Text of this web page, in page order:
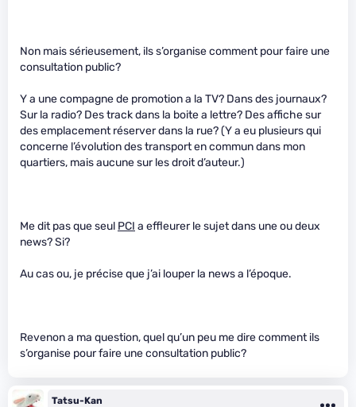
Non mais sérieusement, ils s’organise comment pour faire une
consultation public?
Y a une compagne de promotion a la TV? Dans des journaux?
Sur la radio? Des track dans la boite a lettre? Des affiche sur
des emplacement réserver dans la rue? (Y a eu plusieurs qui
concerne l’évolution des transport en commun dans mon
quartiers, mais aucune sur les droit d’auteur.)
Me dit pas que seul PCI a effleurer le sujet dans une ou deux
news? Si?
Au cas ou, je précise que j’ai louper la news a l’époque.
Revenon a ma question, quel qu’un peu me dire comment ils
s’organise pour faire une consultation public?
Tatsu-Kan